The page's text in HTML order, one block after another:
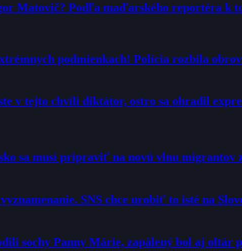
Matovič? Podľa maďarského reportéra k
podmienkach! Polícia rozbila
v tejto chvíli diktátor, ostro sa ohradil
sa musí pripraviť na novú vlnu migrantov
SNS chce urobiť to isté na
sochy Panny Márie, zapálený bol aj oltár